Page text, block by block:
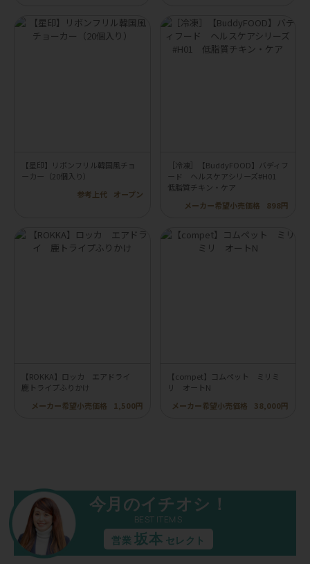
【星印】リボンフリル韓国風チョ
ーカー（20個入り）
参考上代
オープン
［冷凍］【BuddyFOOD】バディフ
ード ヘルスケアシリーズ#H01
低脂質チキン・ケア
メーカー希望小売価格
898円
【ROKKA】ロッカ エアドライ
鹿トライプふりかけ
メーカー希望小売価格
1,500円
【compet】コムペット ミリミ
リ オートN
メーカー希望小売価格
38,000円
今月のイチオシ！
BEST ITEMS
営業 坂本 セレクト